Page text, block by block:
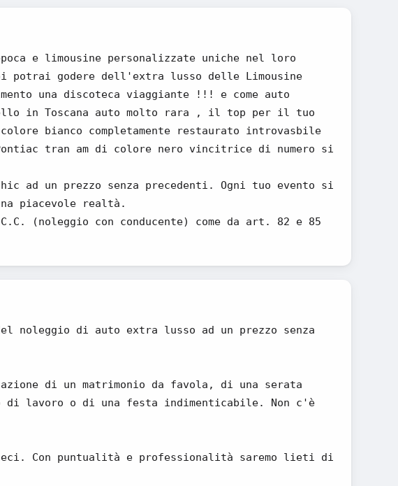
e limousine personalizzate uniche nel loro
potrai godere dell'extra lusso delle Limousine
una discoteca viaggiante !!! e come auto
in Toscana auto molto rara , il top per il tuo
bianco completamente restaurato introvasbile
tran am di colore nero vincitrice di numero si
un prezzo senza precedenti. Ogni tuo evento si
piacevole realtà.
(noleggio con conducente) come da art. 82 e 85
noleggio di auto extra lusso ad un prezzo senza
di un matrimonio da favola, di una serata
lavoro o di una festa indimenticabile. Non c'è
Con puntualità e professionalità saremo lieti di